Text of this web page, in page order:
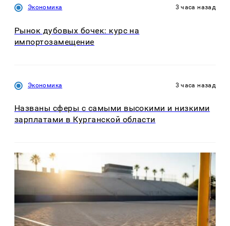
Экономика 3 часа назад
Рынок дубовых бочек: курс на
импортозамещение
Экономика 3 часа назад
Названы сферы с самыми высокими и низкими
зарплатами в Курганской области